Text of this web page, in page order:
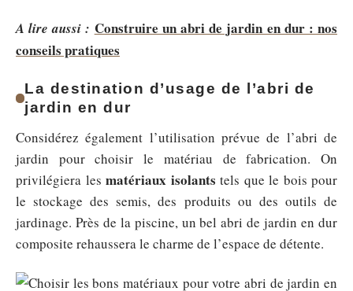
A lire aussi : Construire un abri de jardin en dur : nos
conseils pratiques
La destination d’usage de l’abri de
jardin en dur
Considérez également l’utilisation prévue de l’abri de
jardin pour choisir le matériau de fabrication. On
privilégiera les matériaux isolants tels que le bois pour
le stockage des semis, des produits ou des outils de
jardinage. Près de la piscine, un bel abri de jardin en dur
composite rehaussera le charme de l’espace de détente.